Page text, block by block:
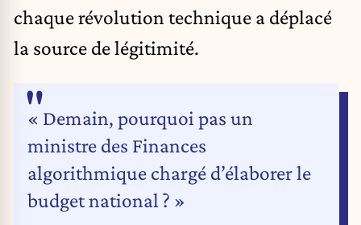
chaque révolution technique a déplacé
la source de légitimité.
« Demain, pourquoi pas un
ministre des Finances
algorithmique chargé d’élaborer le
budget national ? »